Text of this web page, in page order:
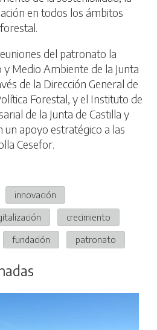
en todos los ámbitos
del patronato la
Medio Ambiente de la Junta
de la Dirección General de
Forestal, y el Instituto de
de la Junta de Castilla y
un apoyo estratégico a las
Cesefor.
innovación
crecimiento
fundación patronato